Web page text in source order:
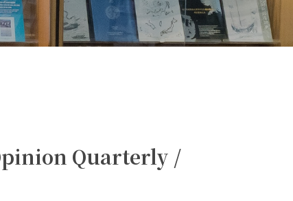
Quarterly /